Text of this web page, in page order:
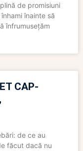
de promisiuni
înainte să
înfrumusețăm
CAP-
de ce au
făcut dacă nu